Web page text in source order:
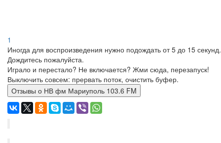
1
Иногда для воспроизведения нужно подождать от 5 до 15 секунд.
Дождитесь пожалуйста.
Играло и перестало? Не включается? Жми сюда, перезапуск!
Выключить совсем: прервать поток, очистить буфер.
Отзывы о НВ фм Мариуполь 103.6 FM